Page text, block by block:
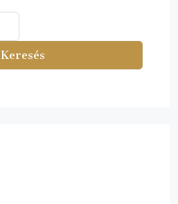
Keresés